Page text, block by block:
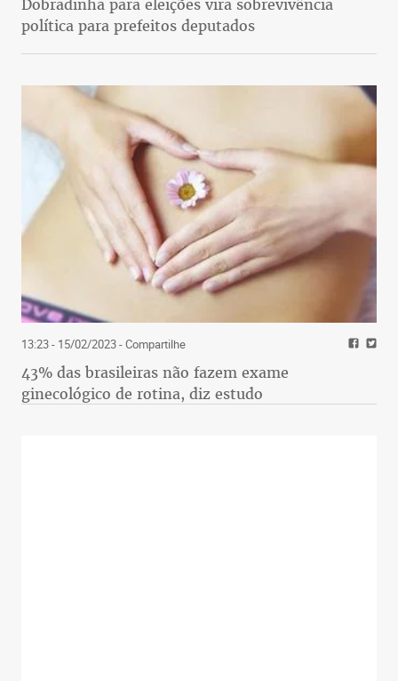
Dobradinha para eleições vira sobrevivência
política para prefeitos deputados
13:23 - 15/02/2023- Compartilhe
43% das brasileiras não fazem exame
ginecológico de rotina, diz estudo